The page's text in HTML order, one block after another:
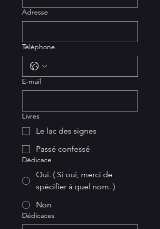
Adresse
Téléphone
E‑mail
Livres
Le lac des signes
Passé confessé
Dédicace
Oui. ( Si oui, merci de
spécifier à quel nom. )
Non
Dédicaces